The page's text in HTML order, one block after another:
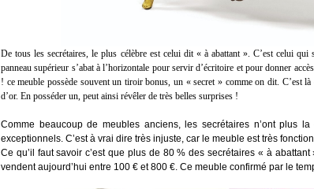
De tous les secrétaires, le plus célèbre est celui dit « àabattant » . C’est celui qui
panneau supérieur s’abatàl’horizontale pour servir d’écritoire et pour donner accè
! ce meuble possède souvent un tiroir bonus, un «secret » comme on dit. C’est là
d’or. En posséder un, peut ainsi révêler de très belles surprises !
Comme beaucoup de meubles anciens, les secrétaires n’ont plus
exceptionnels. C’està vrai dire très injuste, car le meuble est très
Ce qu’il faut savoir c’est que plus de 80 % des secrétaires « à abattant
vendent aujourd’hui entre 100 € et 800 € . Ce meuble confirmé par le